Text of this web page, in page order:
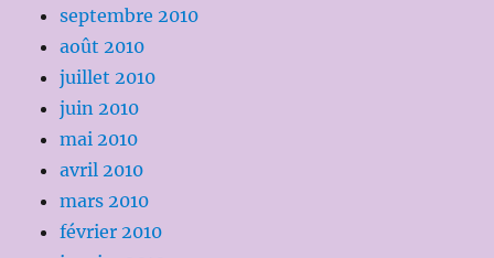
septembre 2010
août 2010
juillet 2010
juin 2010
mai 2010
avril 2010
mars 2010
février 2010